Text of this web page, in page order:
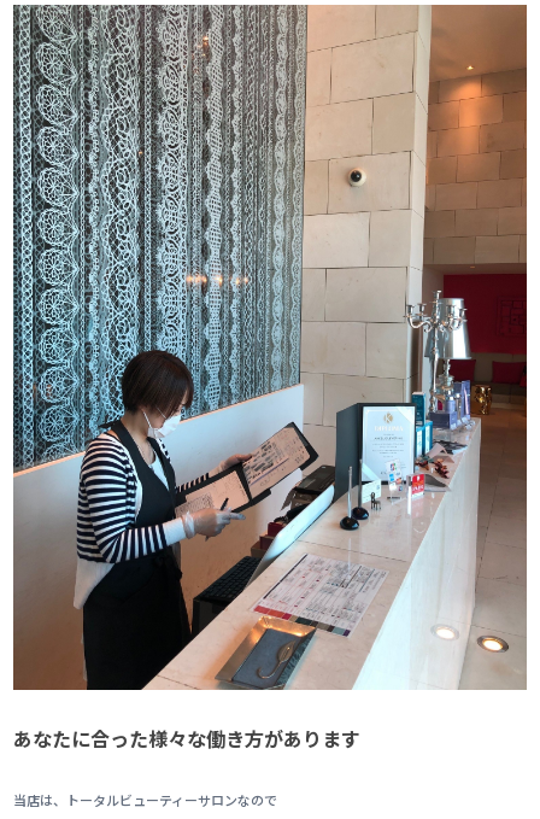
あなたに合った様々な働き方があります
当店は、トータルビューティーサロンなので